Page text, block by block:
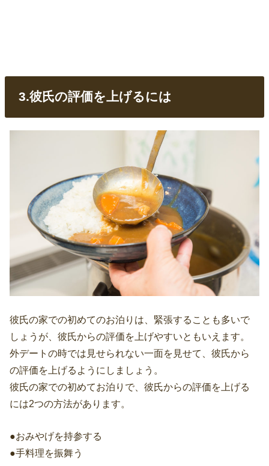
3.彼氏の評価を上げるには
彼氏の家での初めてのお泊りは、緊張することも多いで
しょうが、彼氏からの評価を上げやすいともいえます。
外デートの時では見せられない一面を見せて、彼氏から
の評価を上げるようにしましょう。
彼氏の家での初めてお泊りで、彼氏からの評価を上げる
には2つの方法があります。
●おみやげを持参する
●手料理を振舞う